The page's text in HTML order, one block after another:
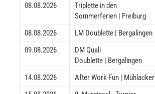
08.08.2026
Triplette in den
Sommerferien | Freiburg
08.08.2026
LM Doublette | Bergalingen
09.08.2026
DM Quali
Doublette | Bergalingen
14.08.2026
After Work Fun | Mühlacker